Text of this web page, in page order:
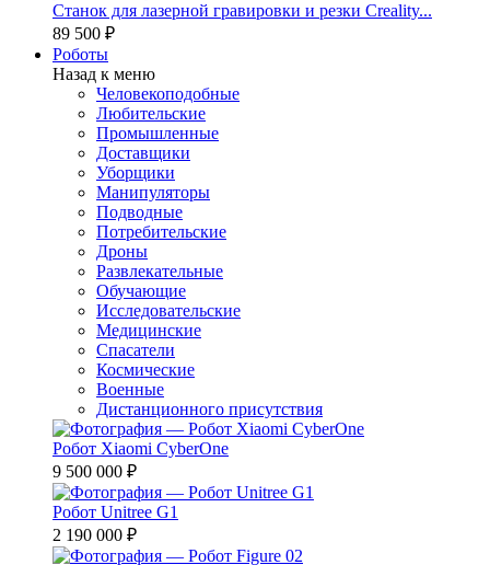
Станок для лазерной гравировки и резки Creality...
89 500 ₽
Роботы
Назад к меню
Человекоподобные
Любительские
Промышленные
Доставщики
Уборщики
Манипуляторы
Подводные
Потребительские
Дроны
Развлекательные
Обучающие
Исследовательские
Медицинские
Спасатели
Космические
Военные
Дистанционного присутствия
Робот Xiaomi CyberOne
9 500 000 ₽
Робот Unitree G1
2 190 000 ₽